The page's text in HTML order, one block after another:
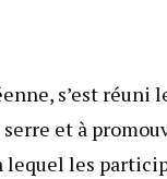
s’est
et à
les